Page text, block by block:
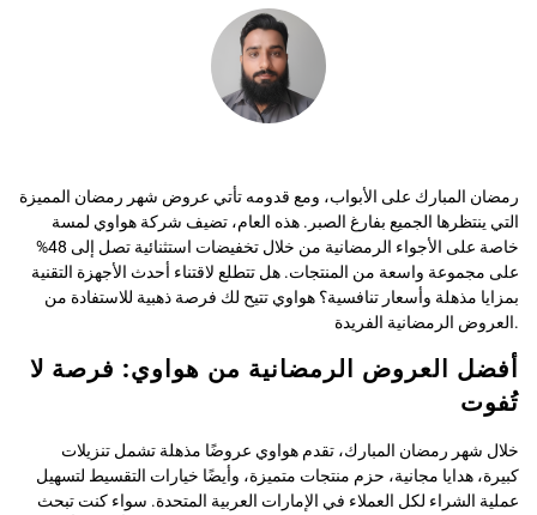
رمضان المبارك على الأبواب، ومع قدومه تأتي عروض شهر رمضان المميزة
التي ينتظرها الجميع بفارغ الصبر. هذه العام، تضيف شركة هواوي لمسة
خاصة على الأجواء الرمضانية من خلال تخفيضات استثنائية تصل إلى 48%
على مجموعة واسعة من المنتجات. هل تتطلع لاقتناء أحدث الأجهزة التقنية
بمزايا مذهلة وأسعار تنافسية؟ هواوي تتيح لك فرصة ذهبية للاستفادة من
العروض الرمضانية الفريدة.
أفضل العروض الرمضانية من هواوي: فرصة لا
تُفوت
خلال شهر رمضان المبارك، تقدم هواوي عروضًا مذهلة تشمل تنزيلات
كبيرة، هدايا مجانية، حزم منتجات متميزة، وأيضًا خيارات التقسيط لتسهيل
عملية الشراء لكل العملاء في الإمارات العربية المتحدة. سواء كنت تبحث